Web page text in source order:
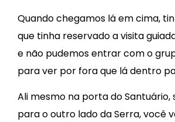
Quando chegamos lá em cima,
que tinha reservado a visita
e não pudemos entrar com o
para ver por fora que lá dentro
Ali mesmo na porta do Santuário,
para o outro lado da Serra, você